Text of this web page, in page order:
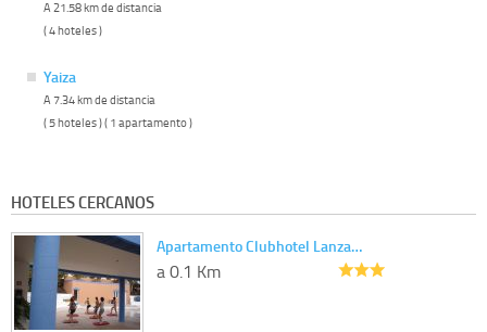
A 21.58 km de distancia
( 4 hoteles )
Yaiza
A 7.34 km de distancia
( 5 hoteles ) ( 1 apartamento )
HOTELES CERCANOS
Apartamento Clubhotel Lanza…
a 0.1 Km